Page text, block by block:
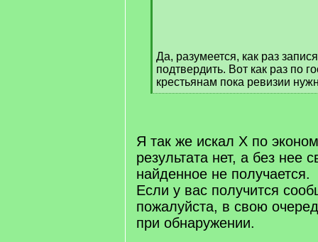
Да, разумеется, как раз
подтвердить. Вот как раз по
крестьянам пока ревизии
[
Я так же искал Х по
результата нет, а без нее
найденное не получается.
Если у вас получится
пожалуйста, в свою
при обнаружении.